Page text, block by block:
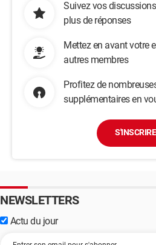
Suivez vos
plus de réponses
Mettez en avant votre
autres membres
Profitez de
supplémentaires en
S'INSCRIRE
NEWSLETTERS
Actu du jour